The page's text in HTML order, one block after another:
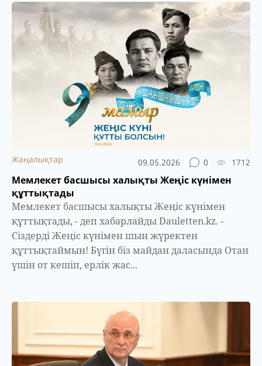
Жаңалықтар 09.05.2026 0 1712
Мемлекет басшысы халықты Жеңіс күнімен
құттықтады
Мемлекет басшысы халықты Жеңіс күнімен
құттықтады, - деп хабарлайды Dauletten.kz. -
Сіздерді Жеңіс күнімен шын жүректен
құттықтаймын! Бүгін біз майдан даласында Отан
үшін от кешіп, ерлік жас...